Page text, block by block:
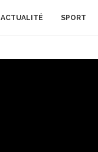
ACTUALITÉ SPORT